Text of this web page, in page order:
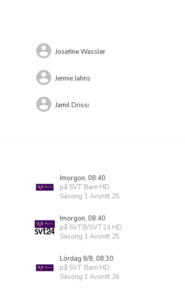
Josefine Wassler
Jennie Jahns
Jamil Drissi
Imorgon, 08:40
på SVT Barn HD
Säsong 1 Avsnitt 25
Imorgon, 08:40
på SVTB/SVT24 HD
Säsong 1 Avsnitt 25
Lördag 8/8, 08:30
på SVT Barn HD
Säsong 1 Avsnitt 26